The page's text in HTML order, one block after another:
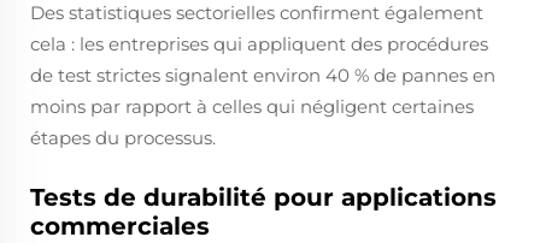
Des statistiques sectorielles confirment également
cela : les entreprises qui appliquent des procédures
de test strictes signalent environ 40 % de pannes en
moins par rapport à celles qui négligent certaines
étapes du processus.
Tests de durabilité pour applications
commerciales